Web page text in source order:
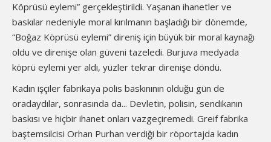
Köprüsü eylemi” gerçekleştirildi. Yaşanan ihanetler ve
baskılar nedeniyle moral kırılmanın başladığı bir dönemde,
“Boğaz Köprüsü eylemi” direniş için büyük bir moral kaynağı
oldu ve direnişe olan güveni tazeledi. Burjuva medyada
köprü eylemi yer aldı, yüzler tekrar direnişe döndü.
Kadın işçiler fabrikaya polis baskınının olduğu gün de
oradaydılar, sonrasında da... Devletin, polisin, sendikanın
baskısı ve hiçbir ihanet onları vazgeçiremedi. Greif fabrika
baştemsilcisi Orhan Purhan verdiği bir röportajda kadın